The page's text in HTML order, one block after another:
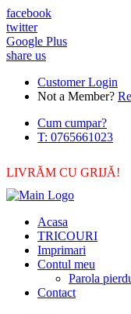
facebook
twitter
Google Plus
share us
Customer Login
Not a Member?
Cum cumpar?
T: 0765661023
LIVRĂM CU GRIJĂ!
Acasa
TRICOURI
Imprimari
Contul meu
Parola
Contact